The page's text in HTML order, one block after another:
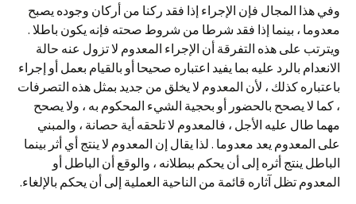
وفي هذا المجال فإن الإجراء إذا فقد ركنا من أركان وجوده يصبح
معدوما ، بينما إذا فقد شرطا من شروط صحته فإنه يكون باطلا .
ويترتب على هذه التفرقة أن الإجراء المعدوم لا تزول عنه حالة
الانعدام بالرد عليه بما يفيد اعتباره صحيحا أو بالقيام بعمل أو إجراء
باعتباره كذلك ، لأن المعدوم لا يخلق من جديد بمثل هذه التصرفات
، كما لا يصحح بالحضور أو بحجية الشيء المحكوم به ، ولا يصحح
مهما طال عليه الأجل ، فالمعدوم لا تلحقه أية حصانة ، والمبني
على المعدوم يعد معدوما . لذا يقال إن المعدوم لا ينتج أي أثر بينما
الباطل ينتج أثره إلى أن يحكم ببطلانه ، والوقع أن الباطل أو
المعدوم تظل آثاره قائمة من الناحية العملية إلى أن يحكم بالإلغاء.